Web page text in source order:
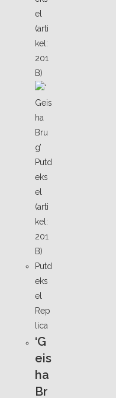
Putd
eks
el
Rep
lica
‘G
eis
ha
Br